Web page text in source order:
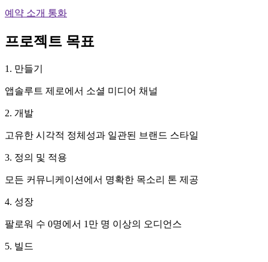
예약 소개 통화
프로젝트 목표
1. 만들기
앱솔루트 제로에서 소셜 미디어 채널
2. 개발
고유한 시각적 정체성과 일관된 브랜드 스타일
3. 정의 및 적용
모든 커뮤니케이션에서 명확한 목소리 톤 제공
4. 성장
팔로워 수 0명에서 1만 명 이상의 오디언스
5. 빌드